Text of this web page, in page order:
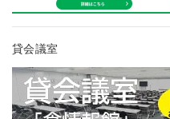
貸会議室